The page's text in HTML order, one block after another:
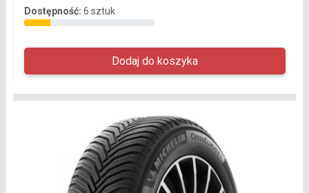
Dostępność: 6 sztuk